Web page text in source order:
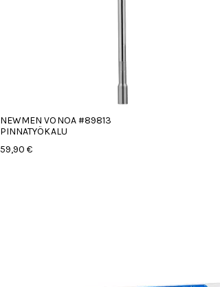
NEWMEN VONOA #89813
PINNATYÖKALU
59,90 €